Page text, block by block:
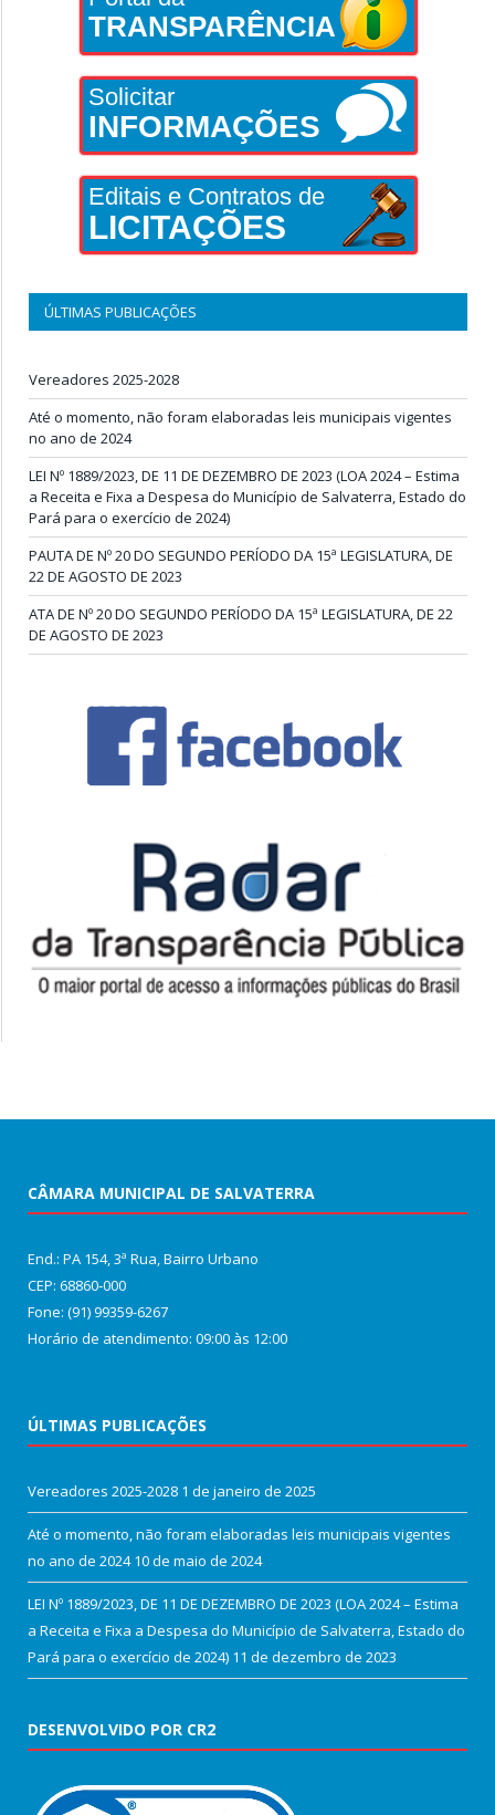
TRANSPARÊNCIA
Solicitar
INFORMAÇÕES
Editais e Contratos de
LICITAÇÕES
ÚLTIMAS PUBLICAÇÕES
Vereadores 2025-2028
Até o momento, não foram elaboradas leis municipais vigentes
no ano de 2024
LEI Nº 1889/2023, DE 11 DE DEZEMBRO DE 2023 (LOA 2024 – Estima
a Receita e Fixa a Despesa do Município de Salvaterra, Estado do
Pará para o exercício de 2024)
PAUTA DE Nº 20 DO SEGUNDO PERÍODO DA 15ª LEGISLATURA, DE
22 DE AGOSTO DE 2023
ATA DE Nº 20 DO SEGUNDO PERÍODO DA 15ª LEGISLATURA, DE 22
DE AGOSTO DE 2023
CÂMARA MUNICIPAL DE SALVATERRA
End.: PA 154, 3ª Rua, Bairro Urbano
CEP: 68860‑000
Fone: (91) 99359-6267
Horário de atendimento: 09:00 às 12:00
ÚLTIMAS PUBLICAÇÕES
Vereadores 2025-2028 1 de janeiro de 2025
Até o momento, não foram elaboradas leis municipais vigentes
no ano de 2024 10 de maio de 2024
LEI Nº 1889/2023, DE 11 DE DEZEMBRO DE 2023 (LOA 2024 – Estima
a Receita e Fixa a Despesa do Município de Salvaterra, Estado do
Pará para o exercício de 2024) 11 de dezembro de 2023
DESENVOLVIDO POR CR2